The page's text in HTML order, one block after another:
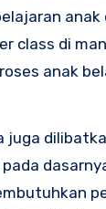
anak
class di
anak
juga